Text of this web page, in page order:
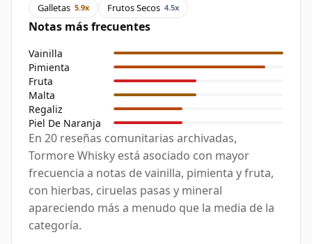
Galletas 5.9x Frutos Secos 4.5x
Notas más frecuentes
Vainilla
Pimienta
Fruta
Malta
Regaliz
Piel De Naranja
En 20 reseñas comunitarias archivadas,
Tormore Whisky está asociado con mayor
frecuencia a notas de vainilla, pimienta y fruta,
con hierbas, ciruelas pasas y mineral
apareciendo más a menudo que la media de la
categoría.